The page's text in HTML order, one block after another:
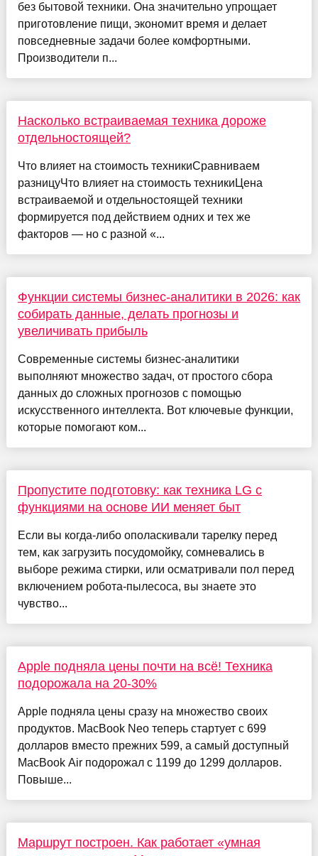
без бытовой техники. Она значительно упрощает
приготовление пищи, экономит время и делает
повседневные задачи более комфортными.
Производители п...
Насколько встраиваемая техника дороже
отдельностоящей?
Что влияет на стоимость техникиСравниваем
разницуЧто влияет на стоимость техникиЦена
встраиваемой и отдельностоящей техники
формируется под действием одних и тех же
факторов — но с разной «...
Функции системы бизнес-аналитики в 2026: как
собирать данные, делать прогнозы и
увеличивать прибыль
Современные системы бизнес-аналитики
выполняют множество задач, от простого сбора
данных до сложных прогнозов с помощью
искусственного интеллекта. Вот ключевые функции,
которые помогают ком...
Пропустите подготовку: как техника LG с
функциями на основе ИИ меняет быт
Если вы когда-либо ополаскивали тарелку перед
тем, как загрузить посудомойку, сомневались в
выборе режима стирки, или осматривали пол перед
включением робота-пылесоса, вы знаете это
чувство...
Apple подняла цены почти на всё! Техника
подорожала на 20-30%
Apple подняла цены сразу на множество своих
продуктов. MacBook Neo теперь стартует с 699
долларов вместо прежних 599, а самый доступный
MacBook Air подорожал с 1199 до 1299 долларов.
Повыше...
Маршрут построен. Как работает «умная